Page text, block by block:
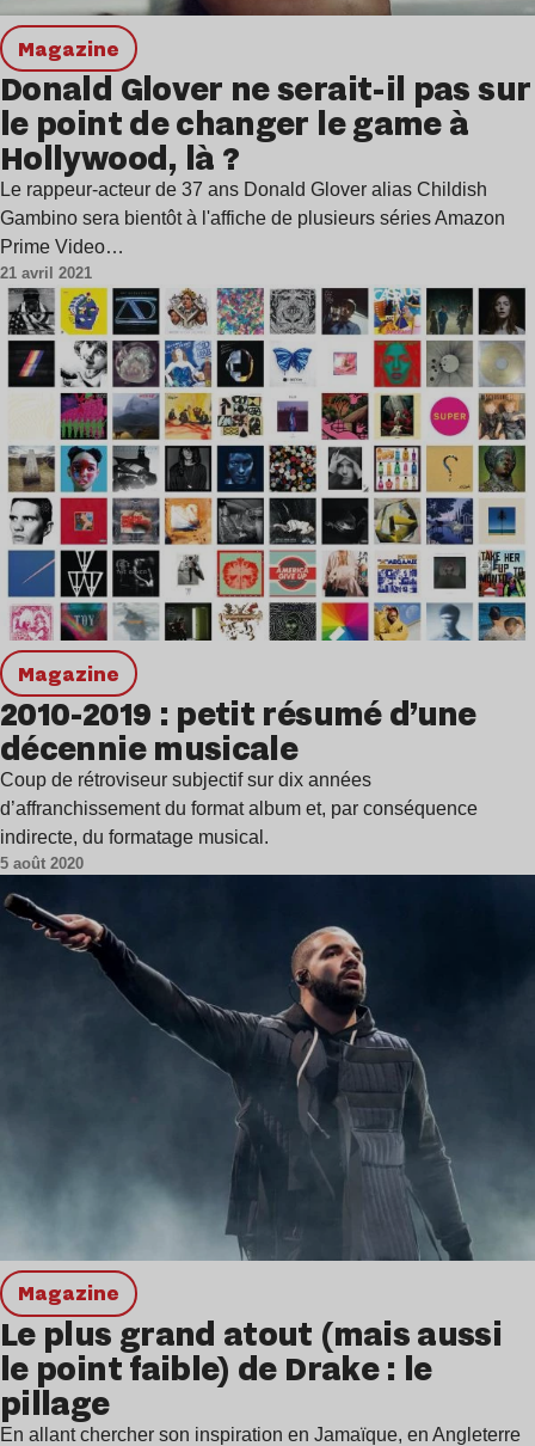
magazine
Donald Glover ne serait-il pas sur
le point de changer le game à
Hollywood, là ?
Le rappeur-acteur de 37 ans Donald Glover alias Childish
Gambino sera bientôt à l'affiche de plusieurs séries Amazon
Prime Video…
21 avril 2021
magazine
2010-2019 : petit résumé d’une
décennie musicale
Coup de rétroviseur subjectif sur dix années
d’affranchissement du format album et, par conséquence
indirecte, du formatage musical.
5 août 2020
magazine
Le plus grand atout (mais aussi
le point faible) de Drake : le
pillage
En allant chercher son inspiration en Jamaïque, en Angleterre